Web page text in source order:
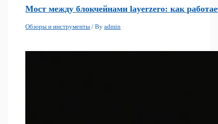
Мост между блокчейнами layerzero: как
Обзоры и инструменты / Byadmin